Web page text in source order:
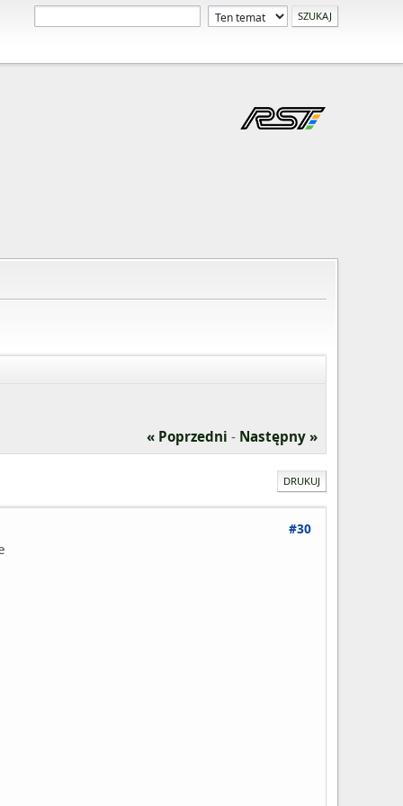
« Poprzedni - Następny »
DRUKUJ
#30